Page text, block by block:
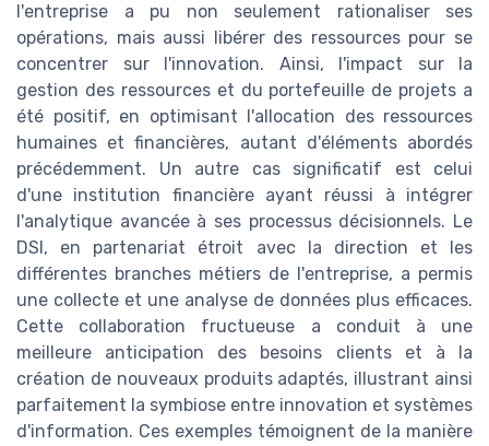
l'entreprise a pu non seulement rationaliser ses
opérations, mais aussi libérer des ressources pour se
concentrer sur l'innovation. Ainsi, l'impact sur la
gestion des ressources et du portefeuille de projets a
été positif, en optimisant l'allocation des ressources
humaines et financières, autant d'éléments abordés
précédemment. Un autre cas significatif est celui
d'une institution financière ayant réussi à intégrer
l'analytique avancée à ses processus décisionnels. Le
DSI, en partenariat étroit avec la direction et les
différentes branches métiers de l'entreprise, a permis
une collecte et une analyse de données plus efficaces.
Cette collaboration fructueuse a conduit à une
meilleure anticipation des besoins clients et à la
création de nouveaux produits adaptés, illustrant ainsi
parfaitement la symbiose entre innovation et systèmes
d'information. Ces exemples témoignent de la manière